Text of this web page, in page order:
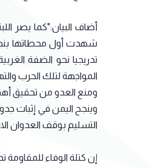
أضاف البيان:"كما يصر
شهدت أول محطاتها
تدريجيا نحو الضفة
المواجهة لتلك الحرب
ومنع العدو من تحقيق
وينجح اليمن في إثبات
التسليم بوقف العدوان
إن كتلة الوفاء